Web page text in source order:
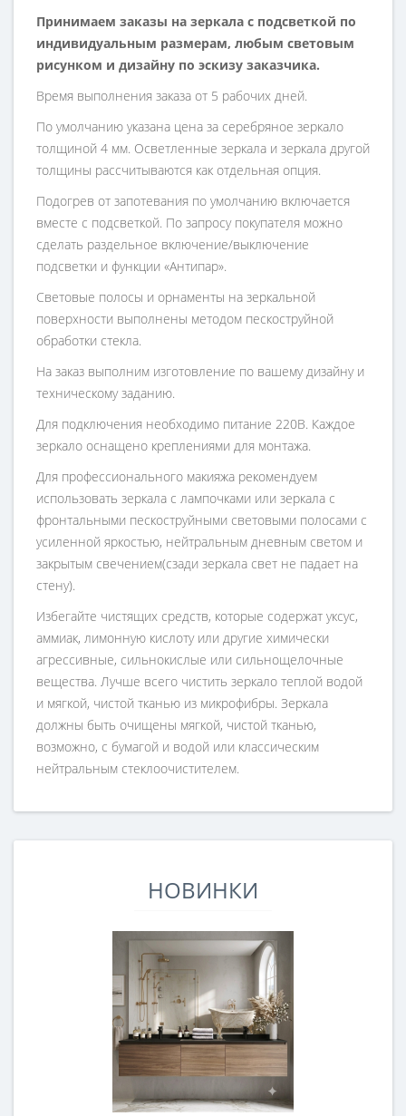
Принимаем заказы на зеркала с подсветкой по
индивидуальным размерам, любым световым
рисунком и дизайну по эскизу заказчика.
Время выполнения заказа от 5 рабочих дней.
По умолчанию указана цена за серебряное зеркало
толщиной 4 мм. Осветленные зеркала и зеркала другой
толщины рассчитываются как отдельная опция.
Подогрев от запотевания по умолчанию включается
вместе с подсветкой. По запросу покупателя можно
сделать раздельное включение/выключение
подсветки и функции «Антипар».
Световые полосы и орнаменты на зеркальной
поверхности выполнены методом пескоструйной
обработки стекла.
На заказ выполним изготовление по вашему дизайну и
техническому заданию.
Для подключения необходимо питание 220В. Каждое
зеркало оснащено креплениями для монтажа.
Для профессионального макияжа рекомендуем
использовать зеркала с лампочками или зеркала с
фронтальными пескоструйными световыми полосами с
усиленной яркостью, нейтральным дневным светом и
закрытым свечением(сзади зеркала свет не падает на
стену).
Избегайте чистящих средств, которые содержат уксус,
аммиак, лимонную кислоту или другие химически
агрессивные, сильнокислые или сильнощелочные
вещества. Лучше всего чистить зеркало теплой водой
и мягкой, чистой тканью из микрофибры. Зеркала
должны быть очищены мягкой, чистой тканью,
возможно, с бумагой и водой или классическим
нейтральным стеклоочистителем.
НОВИНКИ